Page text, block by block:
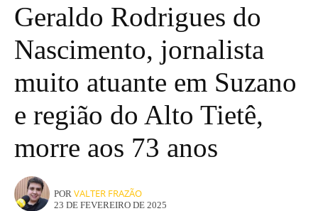
Geraldo Rodrigues do
Nascimento, jornalista
muito atuante em Suzano
e região do Alto Tietê,
morre aos 73 anos
POR VALTER FRAZÃO
23 DE FEVEREIRO DE 2025